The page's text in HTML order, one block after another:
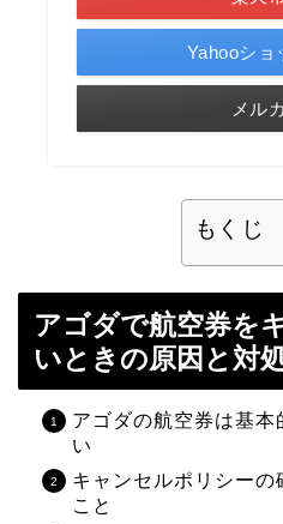
Yahooショ
メル
もくじ
アゴダで航空券を
いときの原因と対
アゴダの航空券は基
い
キャンセルポリシーの
こと